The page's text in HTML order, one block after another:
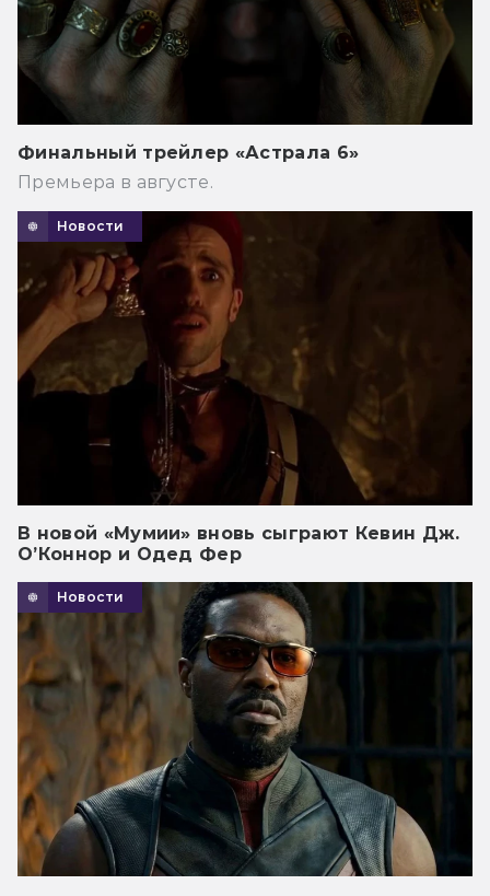
Финальный трейлер «Астрала 6»
Премьера в августе.
Новости
В новой «Мумии» вновь сыграют Кевин Дж.
О’Коннор и Одед Фер
Новости